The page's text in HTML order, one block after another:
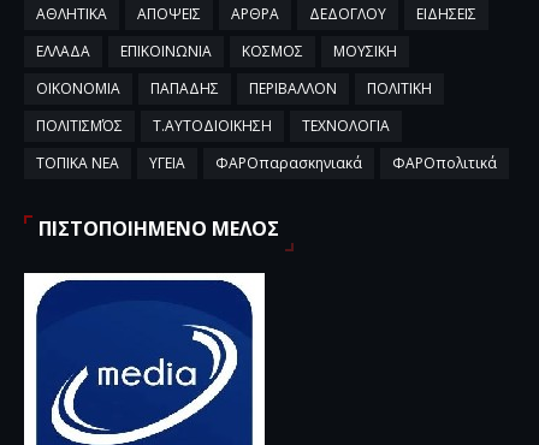
ΑΘΛΗΤΙΚΑ ΑΠΟΨΕΙΣ ΑΡΘΡΑ ΔΕΔΟΓΛΟΥ
ΕΙΔΗΣΕΙΣ
ΕΛΛΑΔΑ
ΕΠΙΚΟΙΝΩΝΙΑ ΚΟΣΜΟΣ
ΜΟΥΣΙΚΗ
ΟΙΚΟΝΟΜΙΑ
ΠΑΠΑΔΗΣ ΠΕΡΙΒΑΛΛΟΝ
ΠΟΛΙΤΙΚΗ
ΠΟΛΙΤΙΣΜΌΣ
Τ.ΑΥΤΟΔΙΟΙΚΗΣΗ
ΤΕΧΝΟΛΟΓΙΑ
ΤΟΠΙΚΑ ΝΕΑ
ΥΓΕΙΑ ΦΑΡΟπαρασκηνιακά ΦΑΡΟπολιτικά
ΠΙΣΤΟΠΟΙΗΜΕΝΟ ΜΕΛΟΣ